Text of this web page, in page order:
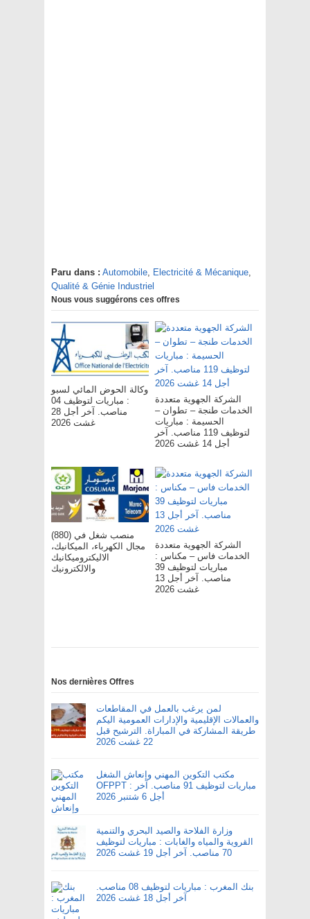
Paru dans : Automobile, Electricité & Mécanique,
Qualité & Génie Industriel
Nous vous suggérons ces offres
وكالة الحوض المائي لسبو
: مباريات لتوظيف 04
مناصب. آخر أجل 28
غشت 2026
الشركة الجهوية متعددة
الخدمات طنجة – تطوان –
الحسيمة : مباريات
لتوظيف 119 مناصب. آخر
أجل 14 غشت 2026
(880) منصب شغل في
مجال الكهرباء، الميكانيك،
الاليكتروميكانيك
والالكترونيك
الشركة الجهوية متعددة
الخدمات فاس – مکناس :
مباريات لتوظيف 39
مناصب. آخر أجل 13
غشت 2026
Nos dernières Offres
لمن يرغب بالعمل في المقاطعات
والعمالات الإقليمية والإدارات العمومية اليكم
طريقة المشاركة في المباراة. الترشيح قبل
22 غشت 2026
مكتب التكوين المهني وإنعاش الشغل
OFPPT : مباريات لتوظيف 91 مناصب. آخر
أجل 6 شتنبر 2026
وزارة الفلاحة والصيد البحري والتنمية
القروية والمياه والغابات : مباريات لتوظيف
70 مناصب. آخر أجل 19 غشت 2026
بنك المغرب : مباريات لتوظيف 08 مناصب.
آخر أجل 18 غشت 2026